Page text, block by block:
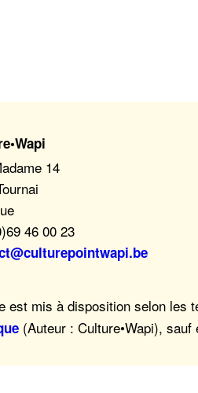
14
46 00 23
est mis à disposition selon les
(Auteur : Culture•Wapi),